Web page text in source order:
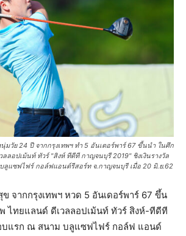
วัย 24 ปี จากกรุงเทพฯ ทำ 5 อันเดอร์พาร์ 67 ขึ้นนำ ในศึก
ลอปเม้นท์ ทัวร์ "สิงห์ ทีดีที กาญจนบุรี 2019" ชิงเงินรางวัล
ลูแซฟไฟร์ กอล์ฟแอนด์รีสอร์ท จ.กาญจนบุรี เมื่อ 20 มิ.ย.62
จากกรุงเทพฯ หวด 5 อันเดอร์พาร์ 67 ขึ้น
ไทยแลนด์ ดีเวลลอปเม้นท์ ทัวร์ สิงห์-ทีดีที
บแรก ณ สนาม บลูแซฟไฟร์ กอล์ฟ แอนด์